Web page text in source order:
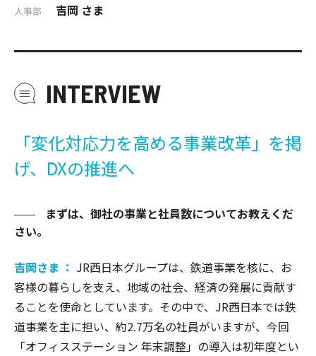
人事部 吉岡 さま
INTERVIEW
「変化対応力を高める事業改革」を掲
げ、DXの推進へ
まずは、御社の事業と社員数についてお教えくだ
さい。
吉岡さま ： JR西日本グループは、鉄道事業を核に、お
客様の暮らしを支え、地域の社会、経済の発展に貢献す
ることを使命としています。その中で、JR西日本では鉄
道事業を主に担い、約2.7万名の社員がいますが、今回
「オフィスステーション 年末調整」の導入は初年度とい